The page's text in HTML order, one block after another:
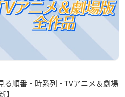
る順番・時系列・TVアニメ＆劇場
】